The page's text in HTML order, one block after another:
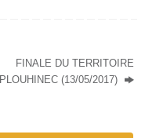
FINALE DU TERRITOIRE
PLOUHINEC (13/05/2017)